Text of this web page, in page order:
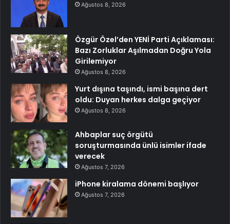
Ağustos 8, 2026
Özgür Özel’den YENİ Parti Açıklaması:
Bazı Zorluklar Aşılmadan Doğru Yola
Girilemiyor
Ağustos 8, 2026
Yurt dışına taşındı, ismi başına dert
oldu: Duyan herkes dalga geçiyor
Ağustos 8, 2026
Ahbaplar suç örgütü
soruşturmasında ünlü isimler ifade
verecek
Ağustos 7, 2026
iPhone kiralama dönemi başlıyor
Ağustos 7, 2026